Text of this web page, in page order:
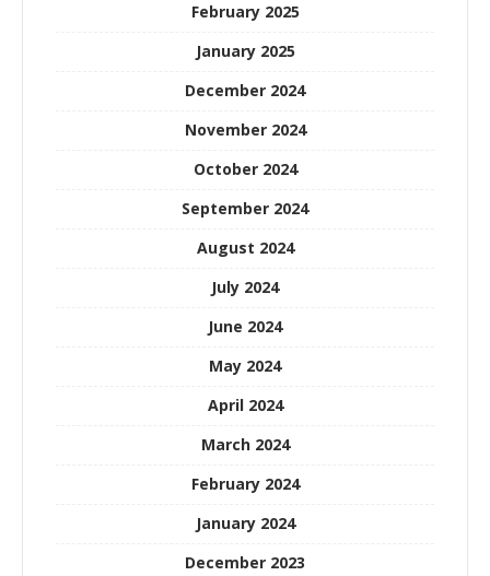
February 2025
January 2025
December 2024
November 2024
October 2024
September 2024
August 2024
July 2024
June 2024
May 2024
April 2024
March 2024
February 2024
January 2024
December 2023